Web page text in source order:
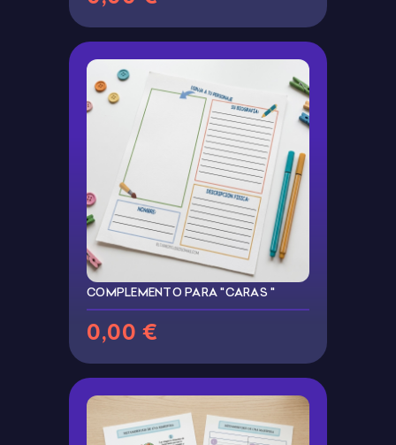
COMPLEMENTO PARA "CARAS "
0,00 €